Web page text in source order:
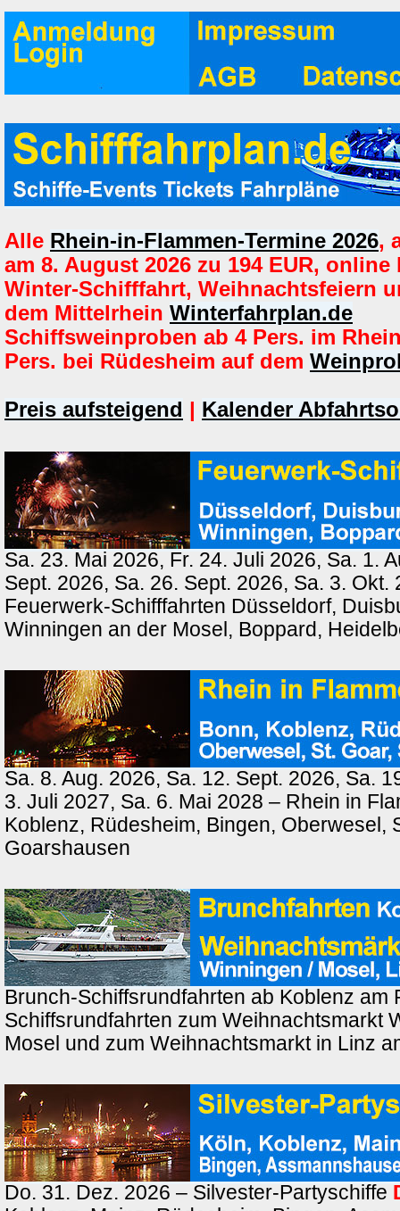
Alle Rhein-in-Flammen-Termine 2026,
am 8. August 2026 zu 194 EUR, online
Winter-Schifffahrt, Weihnachtsfeiern
dem Mittelrhein Winterfahrplan.de
Schiffsweinproben ab 4 Pers. im
Pers. bei Rüdesheim auf dem
Preis aufsteigend | Kalender
Sa. 23. Mai 2026, Fr. 24. Juli 2026, Sa. 1.
Sept. 2026, Sa. 26. Sept. 2026, Sa. 3. Okt.
Feuerwerk-Schifffahrten Düsseldorf,
Winningen an der Mosel, Boppard,
Sa. 8. Aug. 2026, Sa. 12. Sept. 2026, Sa.
3. Juli 2027, Sa. 6. Mai 2028 – Rhein in
Koblenz, Rüdesheim, Bingen, Oberwesel,
Goarshausen
Brunch-Schiffsrundfahrten ab Koblenz am
Schiffsrundfahrten zum Weihnachtsmarkt
Mosel und zum Weihnachtsmarkt in Linz
Do. 31. Dez. 2026 – Silvester-Partyschiffe